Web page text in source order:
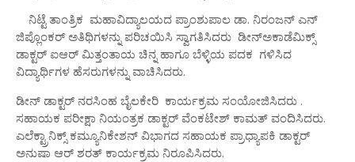
ನಿಟ್ಟೆ ತಾಂತ್ರಿಕ ಮಹಾವಿದ್ಯಾಲಯದ ಪ್ರಾಂಶುಪಾಲ ಡಾ. ನಿರಂಜನ್ ಎನ್
ಜಿಪ್ಲೊಂಕರ್ ಅತಿಥಿಗಳನ್ನು ಪರಿಚಯಿಸಿ ಸ್ವಾಗತಿಸಿದರು ಡೀನ್ಅಕಾಡೆಮಿಕ್ಸ್
ಡಾಕ್ಟರ್ ಐಆರ್ ಮಿತ್ತಂತಾಯ ಚಿನ್ನ ಹಾಗೂ ಬೆಳ್ಳಿಯ ಪದಕ ಗಳಿಸಿದ
ವಿದ್ಯಾರ್ಥಿಗಳ ಹೆಸರುಗಳನ್ನು ವಾಚಿಸಿದರು.
ಡೀನ್ ಡಾಕ್ಟರ್ ನರಸಿಂಹ ಬೈಲಕೇರಿ ಕಾರ್ಯಕ್ರಮ ಸಂಯೋಜಿಸಿದರು .
ಸಹಾಯಕ ಪರೀಕ್ಷಾ ನಿಯಂತ್ರಕ ಡಾಕ್ಟರ್ ವೆಂಕಟೇಶ್ ಕಾಮತ್ ವಂದಿಸಿದರು.
ಎಲೆಕ್ಟ್ರಾನಿಕ್ಸ್ ಕಮ್ಯೂನಿಕೇಶನ್ ವಿಭಾಗದ ಸಹಾಯಕ ಪ್ರಾಧ್ಯಾಪಕಿ ಡಾಕ್ಟರ್
ಅನುಷಾ ಆರ್ ಶರತ್ ಕಾರ್ಯಕ್ರಮ ನಿರೂಪಿಸಿದರು.